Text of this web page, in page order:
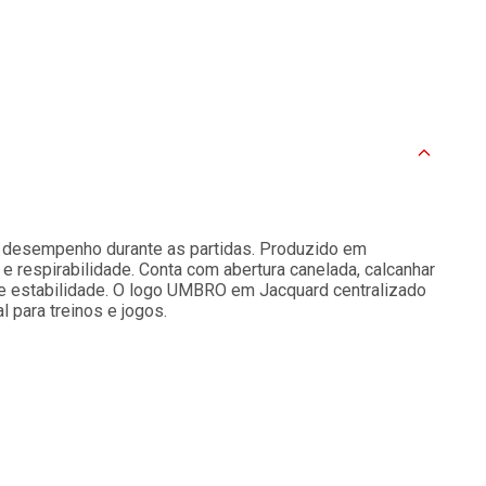
durante as partidas. Produzido em
Conta com abertura canelada, calcanhar
O logo UMBRO em Jacquard centralizado
para treinos e jogos.